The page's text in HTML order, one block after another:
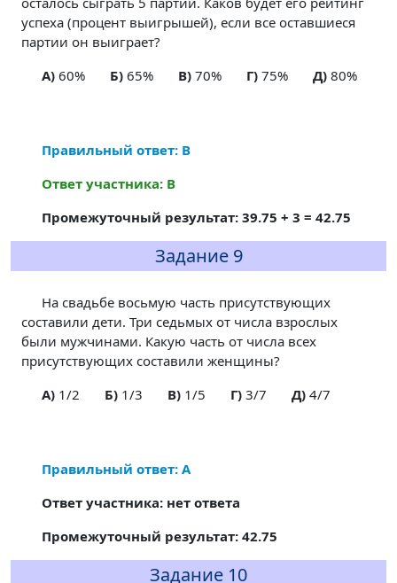
успеха (процент выигрышей), если все оставшиеся
партии он выиграет?
A)60% Б)65% В)70% Г)75% Д)80%
Правильный ответ: В
Ответ участника: В
Промежуточный результат: 39.75 + 3 = 42.75
Задание 9
На свадьбе восьмую часть присутствующих
составили дети. Три седьмых от числа взрослых
были мужчинами. Какую часть от числа всех
присутствующих составили женщины?
A)1/2 Б)1/3 В)1/5 Г)3/7 Д)4/7
Правильный ответ: А
Ответ участника: нет ответа
Промежуточный результат: 42.75
Задание 10